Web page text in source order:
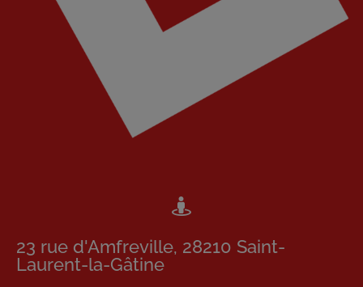
23 rue d'Amfreville, 28210 Saint-
Laurent-la-Gâtine